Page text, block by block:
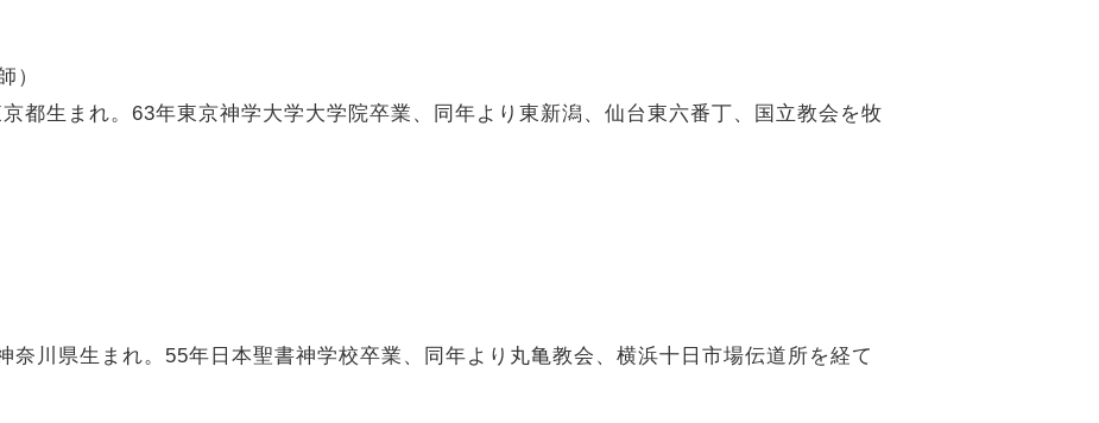
）
都生まれ。63年東京神学大学大学院卒業、同年より東新潟、仙台東六番丁、国立教会を牧
川県生まれ。55年日本聖書神学校卒業、同年より丸亀教会、横浜十日市場伝道所を経て